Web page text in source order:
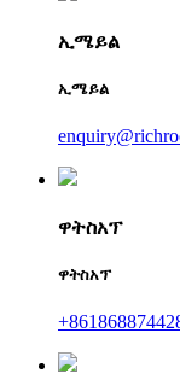
ኢሜይል
ኢሜይል
ዋትስአፕ
ዋትስአፕ